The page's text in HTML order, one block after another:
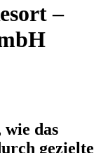
–
das
gezielte